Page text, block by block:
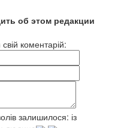
об этом редакции
коментарій:
залишилося: із